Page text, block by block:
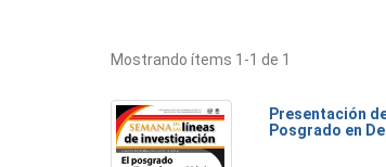
Mostrando ítems 1-1 de 1
Presentación
Posgrado en